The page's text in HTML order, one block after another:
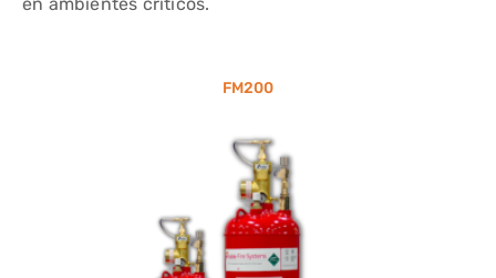
en ambientes críticos.
FM200